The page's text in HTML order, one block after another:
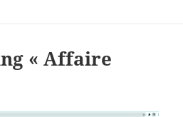
« Affaire